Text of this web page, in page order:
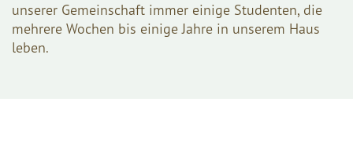
unserer Gemeinschaft immer einige Studenten, die
mehrere Wochen bis einige Jahre in unserem Haus
leben.